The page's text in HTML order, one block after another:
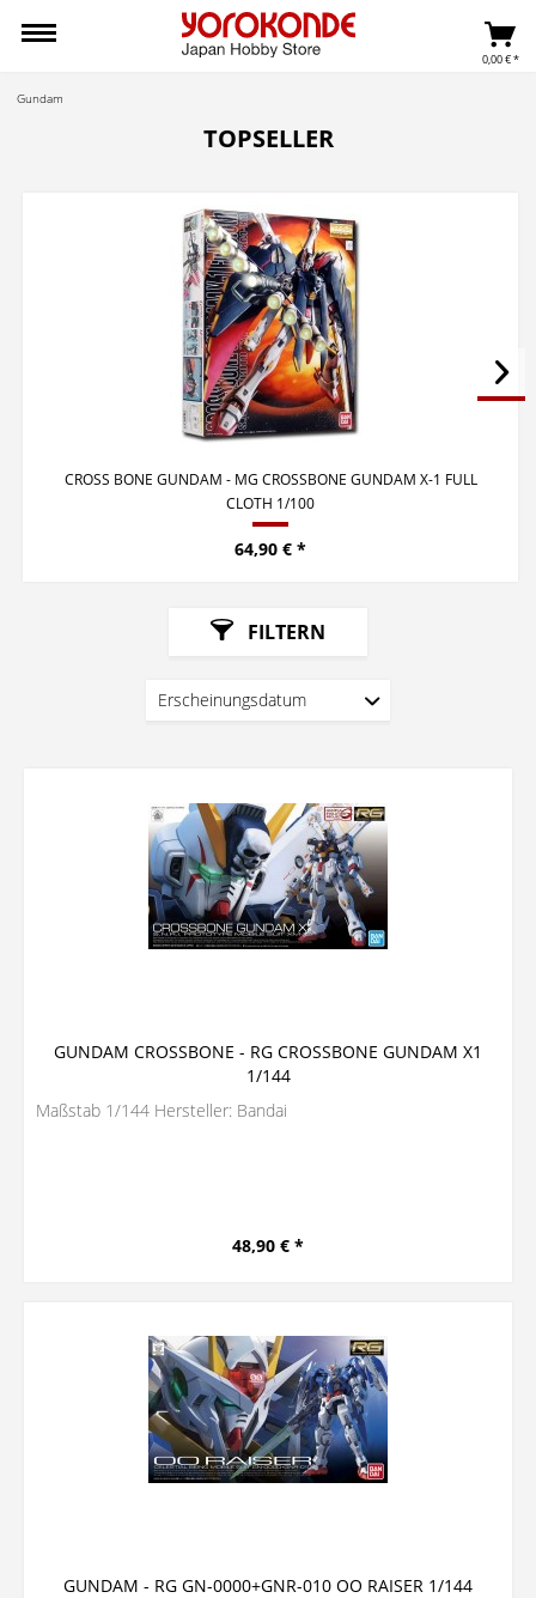
0,00 € *
Gundam
TOPSELLER
CROSS BONE GUNDAM - MG CROSSBONE GUNDAM X-1 FULL
CLOTH 1/100
64,90 € *
FILTERN
GUNDAM CROSSBONE - RG CROSSBONE GUNDAM X1
1/144
Maßstab 1/144 Hersteller: Bandai
48,90 € *
GUNDAM - RG GN-0000+GNR-010 OO RAISER 1/144